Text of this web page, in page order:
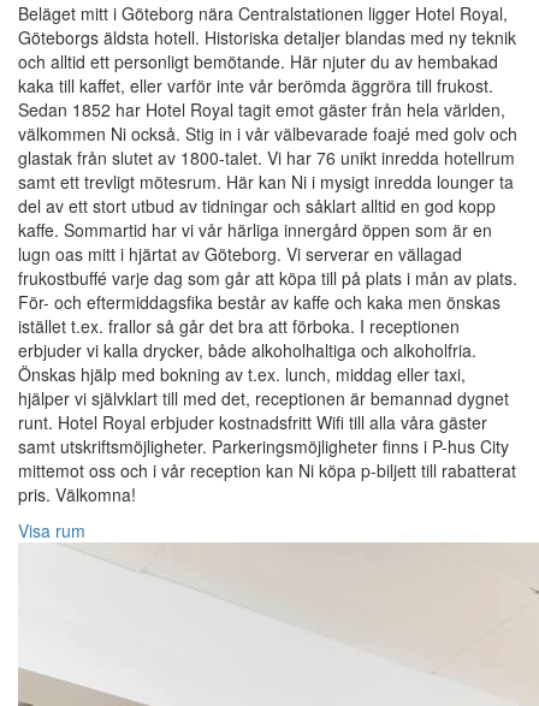
Beläget mitt i Göteborg nära Centralstationen ligger Hotel Royal,
Göteborgs äldsta hotell. Historiska detaljer blandas med ny teknik
och alltid ett personligt bemötande. Här njuter du av hembakad
kaka till kaffet, eller varför inte vår berömda äggröra till frukost.
Sedan 1852 har Hotel Royal tagit emot gäster från hela världen,
välkommen Ni också. Stig in i vår välbevarade foajé med golv och
glastak från slutet av 1800-talet. Vi har 76 unikt inredda hotellrum
samt ett trevligt mötesrum. Här kan Ni i mysigt inredda lounger ta
del av ett stort utbud av tidningar och såklart alltid en god kopp
kaffe. Sommartid har vi vår härliga innergård öppen som är en
lugn oas mitt i hjärtat av Göteborg. Vi serverar en vällagad
frukostbuffé varje dag som går att köpa till på plats i mån av plats.
För- och eftermiddagsfika består av kaffe och kaka men önskas
istället t.ex. frallor så går det bra att förboka. I receptionen
erbjuder vi kalla drycker, både alkoholhaltiga och alkoholfria.
Önskas hjälp med bokning av t.ex. lunch, middag eller taxi,
hjälper vi självklart till med det, receptionen är bemannad dygnet
runt. Hotel Royal erbjuder kostnadsfritt Wifi till alla våra gäster
samt utskriftsmöjligheter. Parkeringsmöjligheter finns i P-hus City
mittemot oss och i vår reception kan Ni köpa p-biljett till rabatterat
pris. Välkomna!
Visa rum